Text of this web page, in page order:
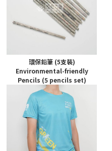
環保鉛筆 (5支裝)
Environmental-friendly
Pencils (5 pencils set)